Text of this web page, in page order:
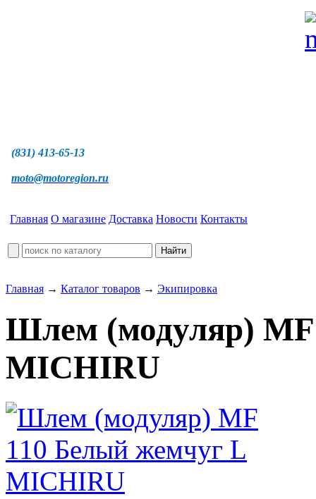
(831) 413-65-13
moto@motoregion.ru
Главная О магазине Доставка Новости Контакты
Главная → Каталог товаров → Экипировка
Шлем (модуляр)
MICHIRU